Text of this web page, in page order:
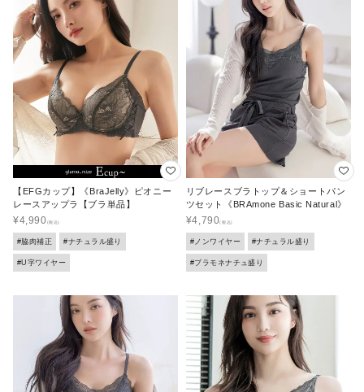
【EFGカップ】《BraJelly》ピオニー
レースアップラ【ブラ単品】
¥4,990
#脇肉補正 #ナチュラル盛り
#U字ワイヤー
リブレースブラトップ＆ショートパン
ツセット《BRAmone Basic Natural》
¥4,790
#ノンワイヤー #ナチュラル盛り
#ブラモネナチュ盛り